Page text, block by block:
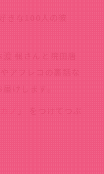
きな100人の彼
楓さんと院田唐
アフレコの裏話な
けします。
」 をつけてつぶ